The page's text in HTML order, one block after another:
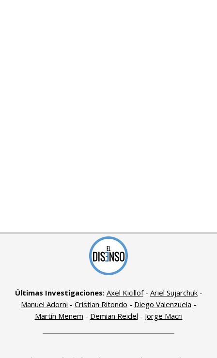
Últimas Investigaciones: Axel Kicillof- Ariel Sujarchuk-
Manuel Adorni - Cristian Ritondo - Diego Valenzuela -
Martín Menem - Demian Reidel - Jorge Macri